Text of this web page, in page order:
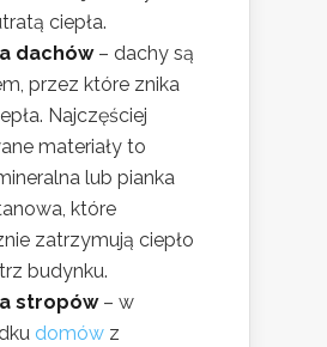
ciepła.
dachów– dachy są
przez które znika
Najczęściej
materiały to
lub pianka
które
zatrzymują ciepło
budynku.
stropów– w
domów z